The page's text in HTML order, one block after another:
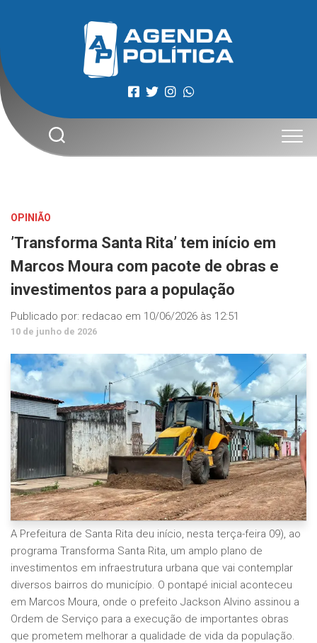
OPINIÃO
’Transforma Santa Rita’ tem início em
Marcos Moura com pacote de obras e
investimentos para a população
Publicado por: redacao em 10/06/2026 às 12:51
10 de junho de 2026
A Prefeitura de Santa Rita deu início, nesta terça-feira 09), ao
programa Transforma Santa Rita, um amplo plano de
investimentos em infraestrutura urbana que vai contemplar
diversos bairros do município. O pontapé inicial aconteceu
em Marcos Moura, onde o prefeito Jackson Alvino assinou a
Ordem de Serviço para a execução de importantes obras
que prometem melhorar a qualidade de vida da população.